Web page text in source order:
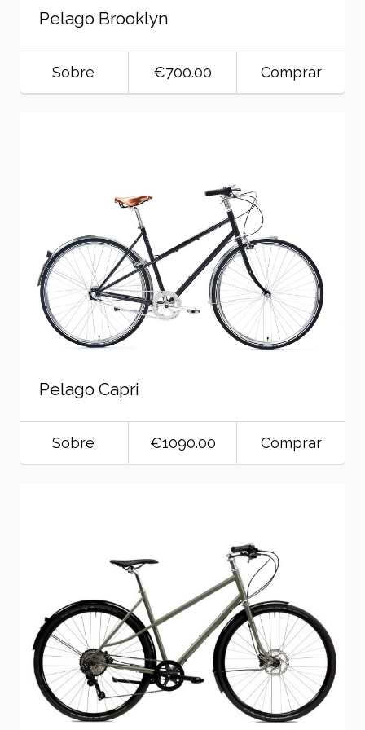
Pelago Brooklyn
Sobre €700.00 Comprar
Pelago Capri
Sobre €1090.00 Comprar